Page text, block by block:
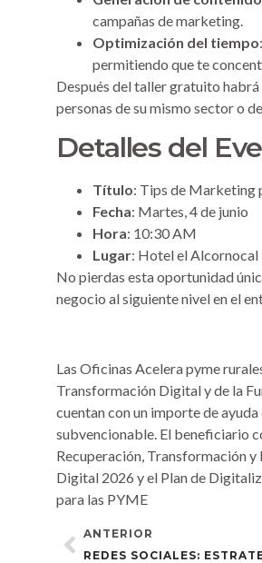
campañas de marketing.
Optimización del tiempo
permitiendo que te
Después del taller gratuito
personas de su mismo sector o
Detalles del
Título: Tips de Marketing
Fecha: Martes, 4 de junio
Hora: 10:30 AM
Lugar: Hotel el Alcornocal
No pierdas esta oportunidad
negocio al siguiente nivel en el
Las Oficinas Acelera pyme
Transformación Digital y de la
cuentan con un importe de
subvencionable. El beneficiario
Recuperación, Transformación y
Digital 2026 y el Plan de
para las PYME
ANTERIOR